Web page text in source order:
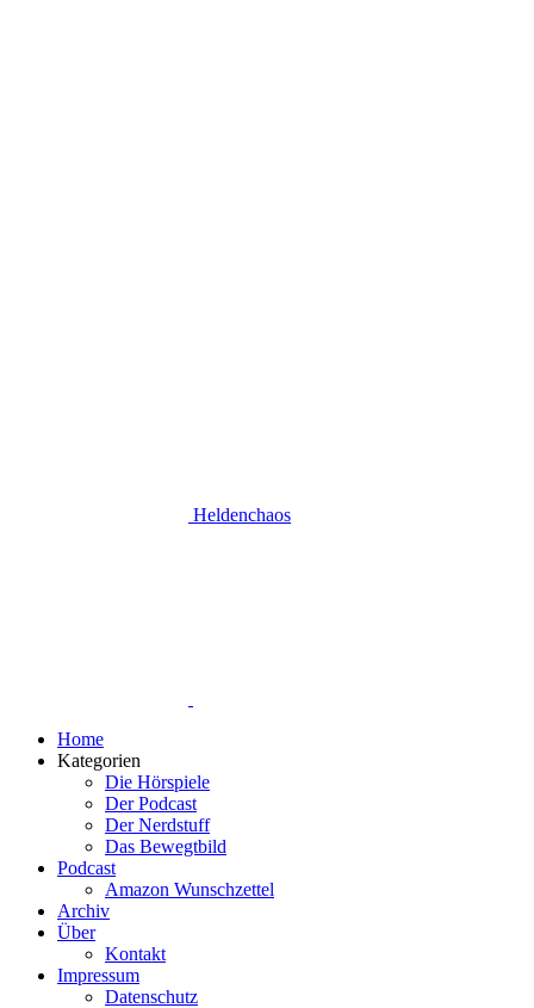
Heldenchaos
Home
Kategorien
Die Hörspiele
Der Podcast
Der Nerdstuff
Das Bewegtbild
Podcast
Amazon Wunschzettel
Archiv
Über
Kontakt
Impressum
Datenschutz